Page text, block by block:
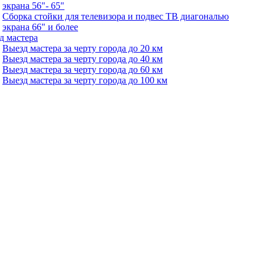
экрана 56"- 65"
Сборка стойки для телевизора и подвес ТВ диагональю
экрана 66" и более
мастера
Выезд мастера за черту города до 20 км
Выезд мастера за черту города до 40 км
Выезд мастера за черту города до 60 км
Выезд мастера за черту города до 100 км